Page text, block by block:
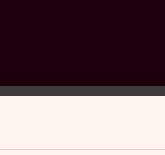
gång i månaden och